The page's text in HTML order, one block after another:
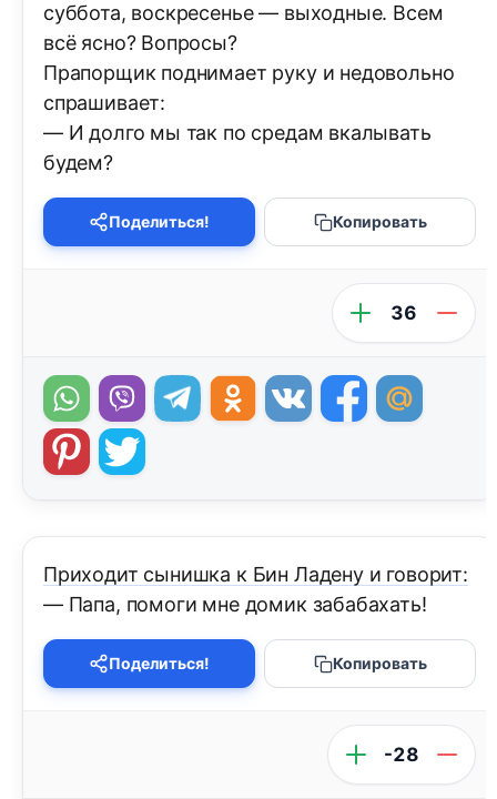
суббота, воскресенье — выходные. Всем
всё ясно? Вопросы?
Прапорщик поднимает руку и недовольно
спрашивает:
— И долго мы так по средам вкалывать
будем?
Поделиться! Копировать
36
Приходит сынишка к Бин Ладену и говорит:
— Папа, помоги мне домик забабахать!
Поделиться! Копировать
-28